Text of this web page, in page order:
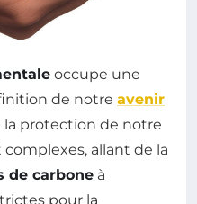
occupe une
de notre avenir
la protection de notre
allant de la
de carbone à
pour la